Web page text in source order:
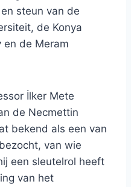
steun van de
de Konya
en de Meram
İlker Mete
de Necmettin
bekend als een van
van wie
een sleutelrol heeft
van het